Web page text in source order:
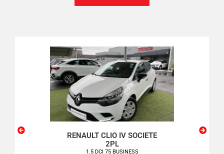
RENAULT CLIO IV SOCIETE
2PL
1.5 DCI 75 BUSINESS